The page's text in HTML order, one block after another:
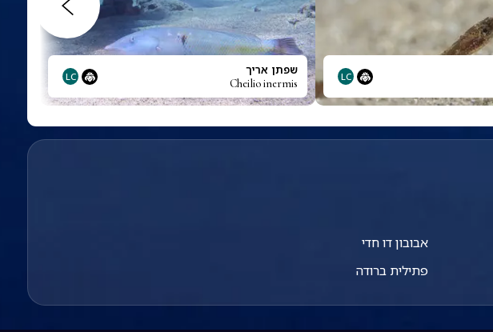
LC שפתן אריך
Cheilio inermis
LC
אבובון דו חדי
פתילית ברודה